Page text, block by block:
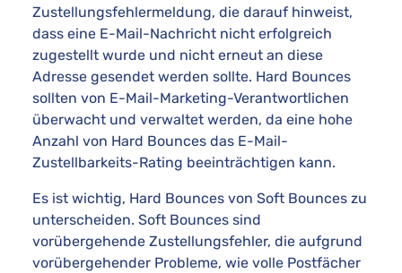
Zustellungsfehlermeldung, die darauf hinweist,
dass eine E-Mail-Nachricht nicht erfolgreich
zugestellt wurde und nicht erneut an diese
Adresse gesendet werden sollte. Hard Bounces
sollten von E-Mail-Marketing-Verantwortlichen
überwacht und verwaltet werden, da eine hohe
Anzahl von Hard Bounces das E-Mail-
Zustellbarkeits-Rating beeinträchtigen kann.
Es ist wichtig, Hard Bounces von Soft Bounces zu
unterscheiden. Soft Bounces sind
vorübergehende Zustellungsfehler, die aufgrund
vorübergehender Probleme, wie volle Postfächer